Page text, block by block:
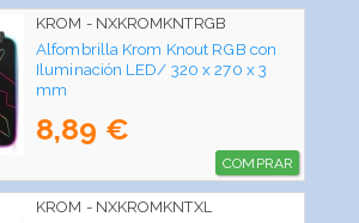
KROM - NXKROMKNTRGB
Alfombrilla Krom Knout RGB con
Iluminación LED/ 320 x 270 x 3
mm
8,89 €
COMPRAR
KROM - NXKROMKNTXL